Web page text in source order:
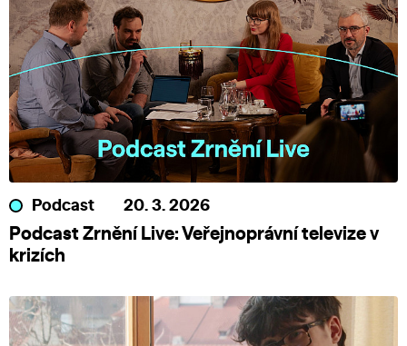
Podcast 20. 3. 2026
Podcast Zrnění Live: Veřejnoprávní televize v
krizích